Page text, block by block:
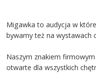
Migawka to audycja w
bywamy też na wystawach
Naszym znakiem
otwarte dla wszystkich